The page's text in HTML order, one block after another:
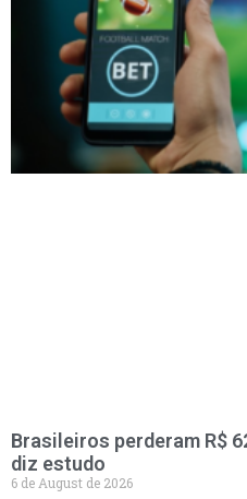
Brasileiros perderam R$
diz estudo
6 de August de 2026